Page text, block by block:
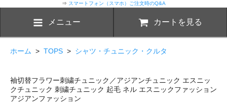
⇒ スマートフォン（スマホ）ご注文時のQ&A
メニュー カートを見る
ホーム > TOPS > シャツ・チュニック・クルタ
袖切替フラワー刺繍チュニック／アジアンチュニック エスニッ
クチュニック 刺繍チュニック 起毛 ネル エスニックファッション
アジアンファッション